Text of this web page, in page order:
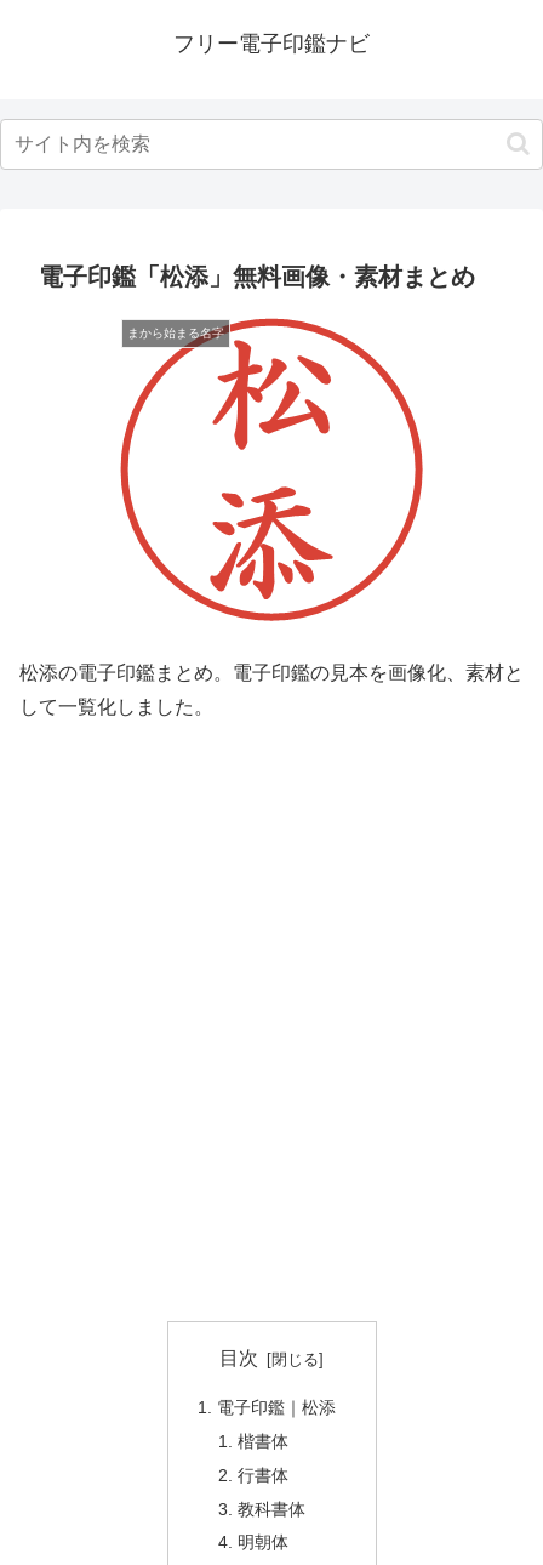
フリー電子印鑑ナビ
電子印鑑「松添」無料画像・素材まとめ
まから始まる名字
松添の電子印鑑まとめ。電子印鑑の見本を画像化、素材と
して一覧化しました。
目次
電子印鑑｜松添
楷書体
行書体
教科書体
明朝体